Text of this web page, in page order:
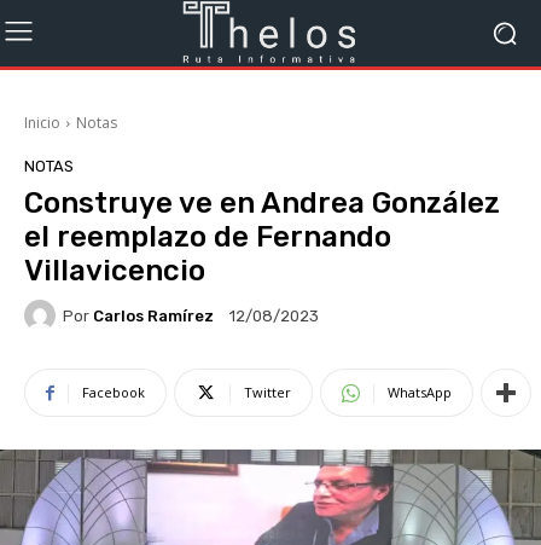
Inicio Notas
NOTAS
Construye ve en Andrea González
el reemplazo de Fernando
Villavicencio
Por Carlos Ramírez 12/08/2023
Facebook Twitter WhatsApp